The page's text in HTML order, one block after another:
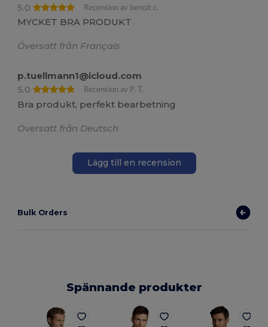
5.0
Recension av benoit c.
MYCKET BRA PRODUKT
Översatt från Français
p.tuellmann1@icloud.com
5.0
Recension av P. T.
Bra produkt, perfekt bearbetning
Översatt från Deutsch
Lägg till en recension
Bulk Orders
Spännande produkter